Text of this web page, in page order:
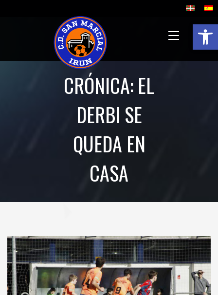
Abrir
CRÓNICA: EL
DERBI SE
QUEDA EN
CASA